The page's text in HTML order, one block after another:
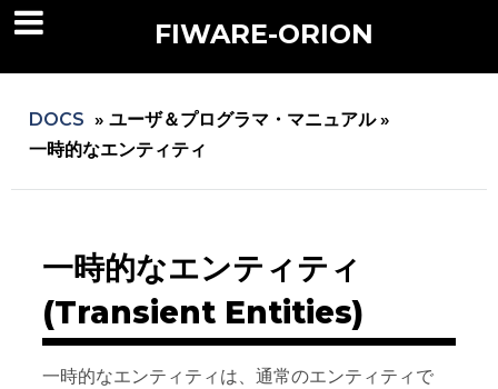
FIWARE-ORION
DOCS » ユーザ＆プログラマ・マニュアル »
一時的なエンティティ
一時的なエンティティ
(Transient Entities)
一時的なエンティティは、通常のエンティティで